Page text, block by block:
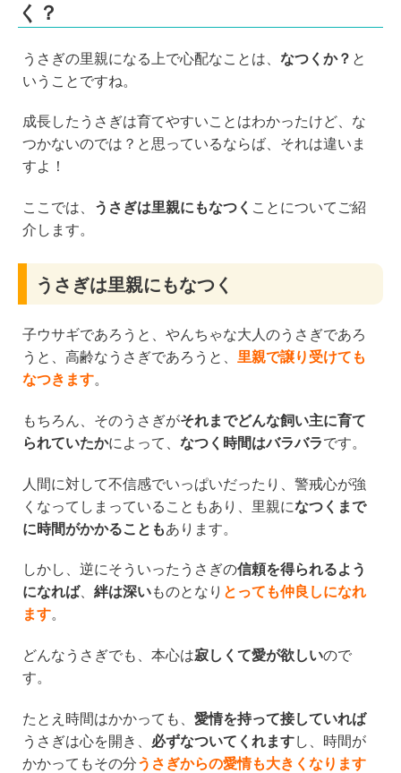
く？
うさぎの里親になる上で心配なことは、 なつくか？ と
いうことですね。
成長したうさぎは育てやすいことはわかったけど、な
つかないのでは？と思っているならば、それは違いま
すよ！
ここでは、 うさぎは里親にもなつく ことについてご紹
介します。
うさぎは里親にもなつく
子ウサギであろうと、やんちゃな大人のうさぎであろ
うと、高齢なうさぎであろうと、 里親で譲り受けても
なつきます。
もちろん、そのうさぎがそれまでどんな飼い主に育て
られていたかによって、 なつく時間はバラバラです。
人間に対して不信感でいっぱいだったり、警戒心が強
くなってしまっていることもあり、里親になつくまで
に時間がかかることもあります。
しかし、逆にそういったうさぎの信頼を得られるよう
になれば、 絆は深いものとなり とっても仲良しになれ
ます。
どんなうさぎでも、本心は寂しくて愛が欲しいので
す。
たとえ時間はかかっても、 愛情を持って接していれば
うさぎは心を開き、 必ずなついてくれますし、時間が
かかってもその分うさぎからの愛情も大きくなります